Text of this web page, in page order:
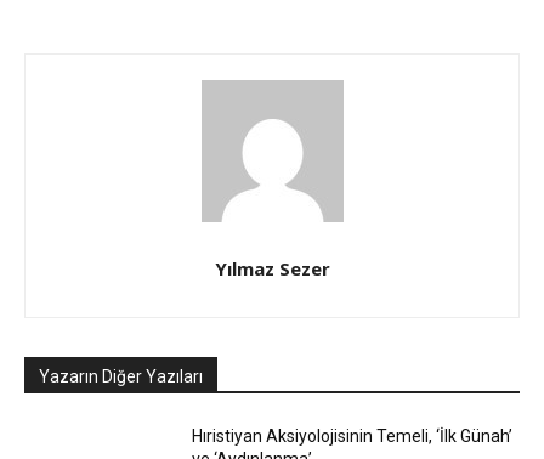
Yılmaz Sezer
Yazarın Diğer Yazıları
Hıristiyan Aksiyolojisinin Temeli, ‘İlk Günah’